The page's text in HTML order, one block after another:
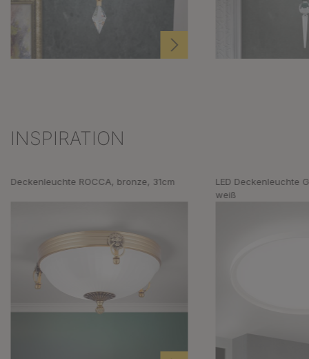
Produktgalerie überspringen
INSPIRATION
Deckenleuchte ROCCA, bronze, 31cm
LED Deckenleuchte
weiß